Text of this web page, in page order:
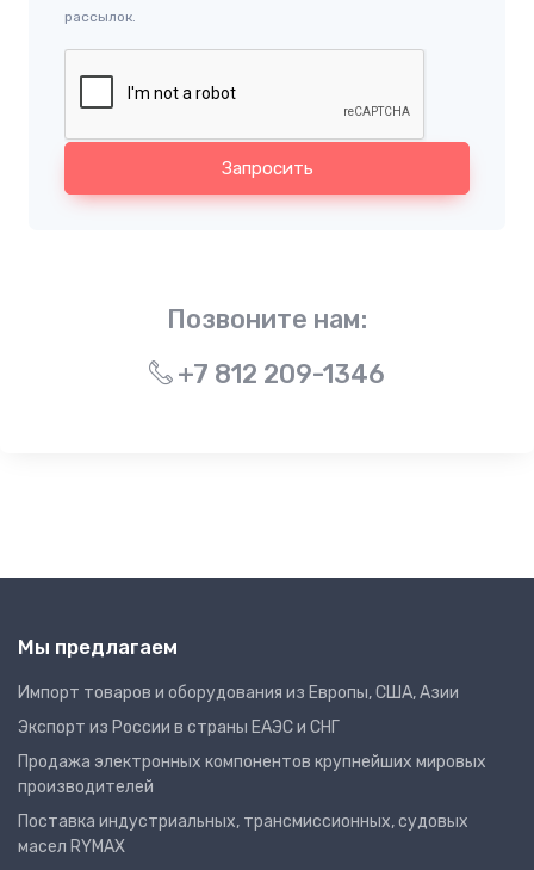
рассылок.
Запросить
Позвоните нам:
+7 812 209-1346
Мы предлагаем
Импорт товаров и оборудования из Европы, США, Азии
Экспорт из России в страны ЕАЭС и СНГ
Продажа электронных компонентов крупнейших мировых
производителей
Поставка индустриальных, трансмиссионных, судовых
масел RYMAX